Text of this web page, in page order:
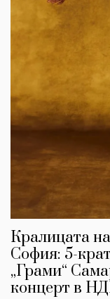
Кралицата
София: 5-
„Грами“
концерт в